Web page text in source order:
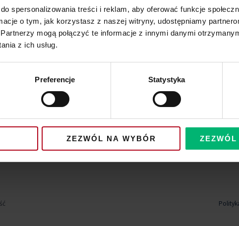
spersonalizowania treści i reklam, aby oferować funkcje
o tym, jak korzystasz z naszej witryny, udostępniamy
mogą połączyć te informacje z innymi danymi
z ich usług.
Preferencje Statystyka
ZEZWÓL NA WYBÓR